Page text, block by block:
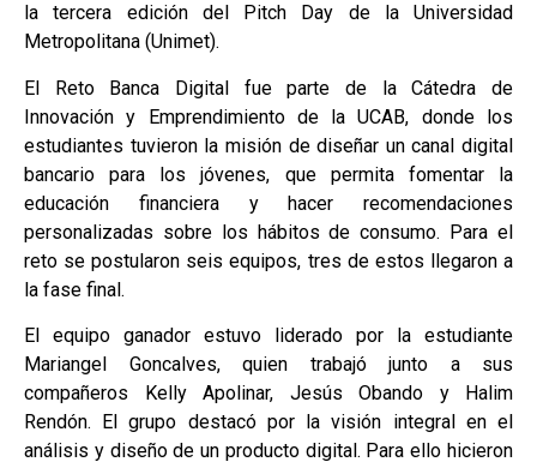
la tercera edición del Pitch Day de la Universidad
Metropolitana (Unimet).
El Reto Banca Digital fue parte de la Cátedra de
Innovación y Emprendimiento de la UCAB, donde los
estudiantes tuvieron la misión de diseñar un canal digital
bancario para los jóvenes, que permita fomentar la
educación financiera y hacer recomendaciones
personalizadas sobre los hábitos de consumo. Para el
reto se postularon seis equipos, tres de estos llegaron a
la fase final.
El equipo ganador estuvo liderado por la estudiante
Mariangel Goncalves, quien trabajó junto a sus
compañeros Kelly Apolinar, Jesús Obando y Halim
Rendón. El grupo destacó por la visión integral en el
análisis y diseño de un producto digital. Para ello hicieron